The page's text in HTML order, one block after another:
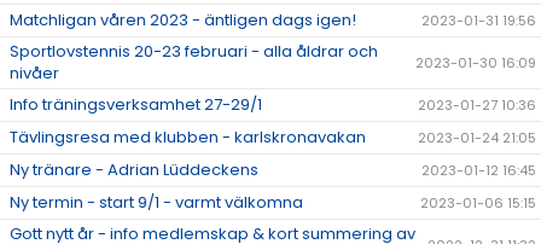
Matchligan våren 2023 - äntligen dags igen! 2023-01-31 19:56
Sportlovstennis 20-23 februari - alla åldrar och
nivåer
2023-01-30 16:09
Info träningsverksamhet 27-29/1 2023-01-27 10:36
Tävlingsresa med klubben - karlskronavakan 2023-01-24 21:05
Ny tränare - Adrian Lüddeckens 2023-01-12 16:45
Ny termin - start 9/1 - varmt välkomna 2023-01-06 15:15
Gott nytt år - info medlemskap & kort summering av